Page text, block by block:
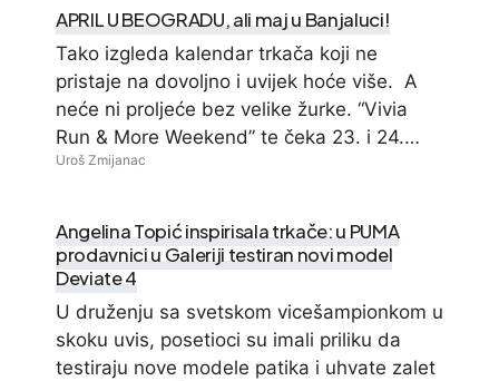
APRIL U BEOGRADU, ali maj u Banjaluci!
Tako izgleda kalendar trkača koji ne
pristaje na dovoljno i uvijek hoće više. A
neće ni proljeće bez velike žurke. “Vivia
Run & More Weekend” te čeka 23. i 24.…
Uroš Zmijanac
Angelina Topić inspirisala trkače: u PUMA
prodavnici u Galeriji testiran novi model
Deviate 4
U druženju sa svetskom vicešampionkom u
skoku uvis, posetioci su imali priliku da
testiraju nove modele patika i uhvate zalet